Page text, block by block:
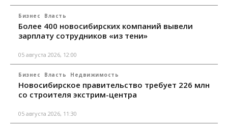
Бизнес Власть
Более 400 новосибирских компаний вывели
зарплату сотрудников «из тени»
05 августа 2026, 12:00
Бизнес Власть Недвижимость
Новосибирское правительство требует 226 млн
со строителя экстрим-центра
05 августа 2026, 11:30